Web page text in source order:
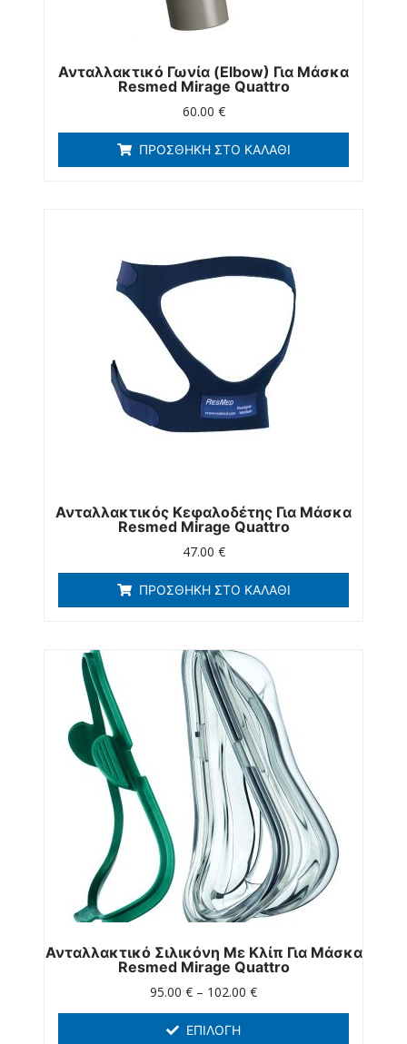
Ανταλλακτικό Γωνία (elbow) Για Μάσκα
Resmed Mirage Quattro
60.00 €
ΠΡΟΣΘΉΚΗ ΣΤΟ ΚΑΛΆΘΙ
Ανταλλακτικός Κεφαλοδέτης Για Μάσκα
Resmed Mirage Quattro
47.00 €
ΠΡΟΣΘΉΚΗ ΣΤΟ ΚΑΛΆΘΙ
Ανταλλακτικό Σιλικόνη Με Κλίπ Για Μάσκα
Resmed Mirage Quattro
95.00 € – 102.00 €
ΕΠΙΛΟΓΉ